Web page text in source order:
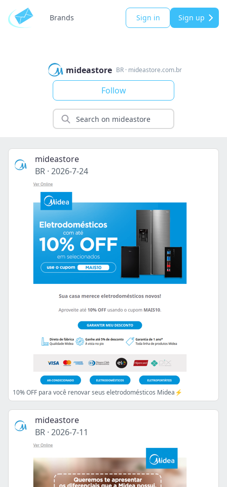
Brands Sign in Sign up
mideastore BR· mideastore.com.br
Follow
mideastore
BR · 2026-7-24
10% OFF para você renovar seus eletrodomésticos Midea⚡
mideastore
BR · 2026-7-11